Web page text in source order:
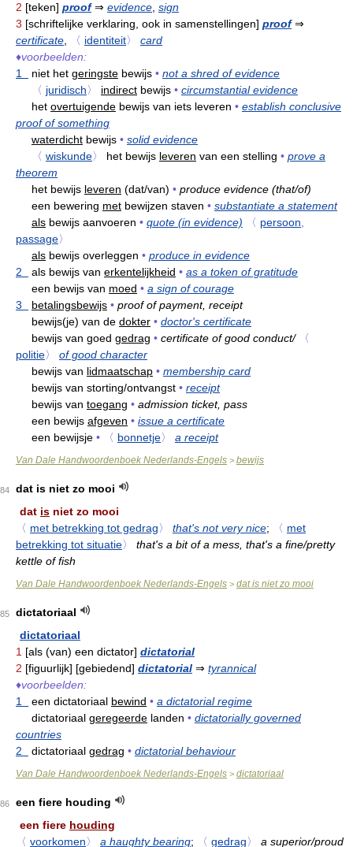
2 [teken] proof⇒ evidence sign
3 [schriftelijke verklaring, ook in samenstellingen] proof⇒
certificate
〈 identiteit〉
card
♦voorbeelden:
1
niet het geringste bewijs • not a shred of evidence
〈 juridisch〉 indirect bewijs • circumstantial evidence
het overtuigende bewijs van iets leveren • establish conclusive
proof of something
waterdicht bewijs • solid evidence
〈 wiskunde〉 het bewijs leveren van een stelling • prove a
theorem
het bewijs leveren (dat/van) • produce evidence (that/of)
een bewering met bewijzen staven • substantiate a statement
als bewijs aanvoeren • quote (in evidence) 〈 persoon
passage〉
als bewijs overleggen • produce in evidence
2
als bewijs van erkentelijkheid • as a token of gratitude
een bewijs van moed • a sign of courage
3
betalingsbewijs • proof of payment, receipt
bewijs(je) van de dokter • doctor's certificate
bewijs van goed gedrag • certificate of good conduct/
〈
politie〉
of good character
bewijs van lidmaatschap • membership card
bewijs van storting/ontvangst • receipt
bewijs van toegang • admission ticket, pass
een bewijs afgeven • issue a certificate
een bewijsje • 〈 bonnetje〉 a receipt
Van Dale Handwoordenboek Nederlands-Engels > bewijs
84
dat is niet zo mooi
dat is niet zo mooi
〈 met betrekking tot gedrag〉 that's not very nice; 〈 met
betrekking tot situatie〉
that's a bit of a mess, that's a fine/pretty
kettle of fish
Van Dale Handwoordenboek Nederlands-Engels > dat is niet zo mooi
85
dictatoriaal
dictatoriaal
1 [als (van) een dictator] dictatorial
2 [figuurlijk] [gebiedend] dictatorial ⇒ tyrannical
♦voorbeelden:
1
een dictatoriaal bewind • a dictatorial regime
dictatoriaal geregeerde landen • dictatorially governed
countries
2
dictatoriaal gedrag • dictatorial behaviour
Van Dale Handwoordenboek Nederlands-Engels > dictatoriaal
86
een fiere houding
een fiere houding
〈 voorkomen〉 a haughty bearing; 〈 gedrag〉 a superior/proud